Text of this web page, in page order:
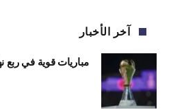
آخر الأخبار
مباريات قوية في ربع